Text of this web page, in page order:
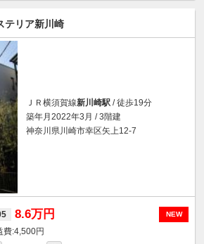
テリア新川崎
ＪＲ横須賀線新川崎駅 / 徒歩19分
築年月2022年3月 / 3階建
神奈川県川崎市幸区矢上12-7
NEW
8.6万円
4,500円